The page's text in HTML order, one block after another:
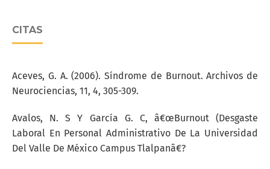
CITAS
Aceves, G. A. (2006). Síndrome de Burnout. Archivos de
Neurociencias, 11, 4, 305-309.
Avalos, N. S Y García G. C, â€œBurnout (Desgaste
Laboral En Personal Administrativo De La Universidad
Del Valle De México Campus Tlalpanâ€?